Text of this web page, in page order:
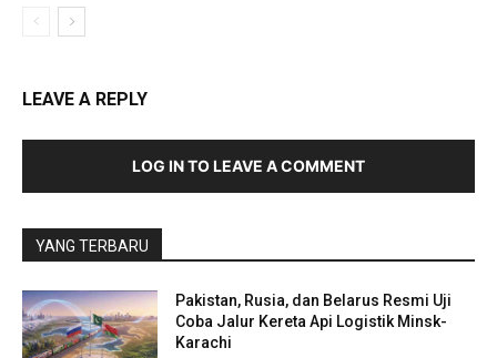
LEAVE A REPLY
LOG IN TO LEAVE A COMMENT
YANG TERBARU
Pakistan, Rusia, dan Belarus Resmi Uji
Coba Jalur Kereta Api Logistik Minsk-
Karachi